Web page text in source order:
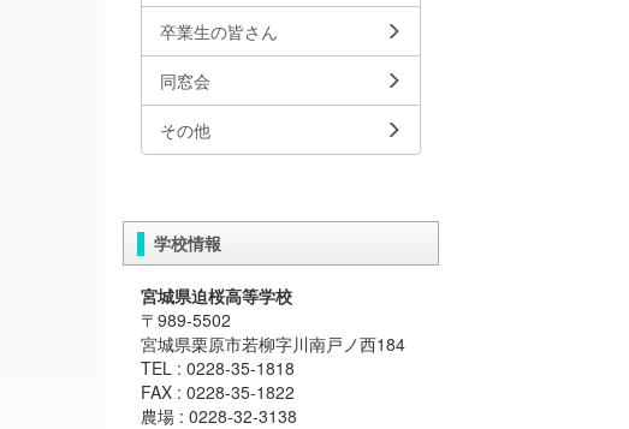
卒業生の皆さん
同窓会
その他
学校情報
宮城県迫桜高等学校
〒989-5502
宮城県栗原市若柳字川南戸ノ西184
TEL : 0228-35-1818
FAX : 0228-35-1822
農場 : 0228-32-3138